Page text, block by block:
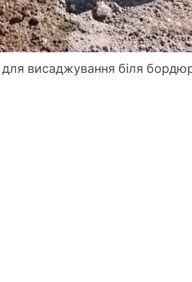
висаджування біля